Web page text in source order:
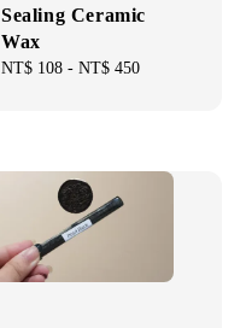
Sealing Ceramic
Wax
Regular
NT$ 108 - NT$ 450